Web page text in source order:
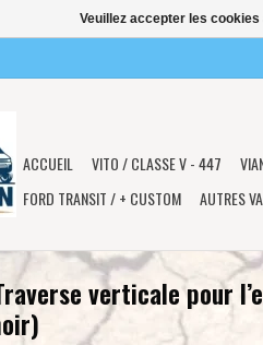
ACCUEIL VITO / CLASSE V - 447
FORD TRANSIT / + CUSTOM
AUTRES
verticale pour
Veuillez accepter les